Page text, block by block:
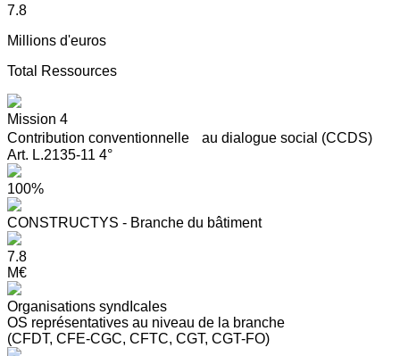
7.8
Millions d'euros
Total Ressources
Mission 4
Contribution conventionnelle au dialogue social (CCDS)
Art. L.2135-11 4°
100%
CONSTRUCTYS - Branche du bâtiment
7.8
M€
Organisations syndIcales
OS représentatives au niveau de la branche
(CFDT, CFE-CGC, CFTC, CGT, CGT-FO)